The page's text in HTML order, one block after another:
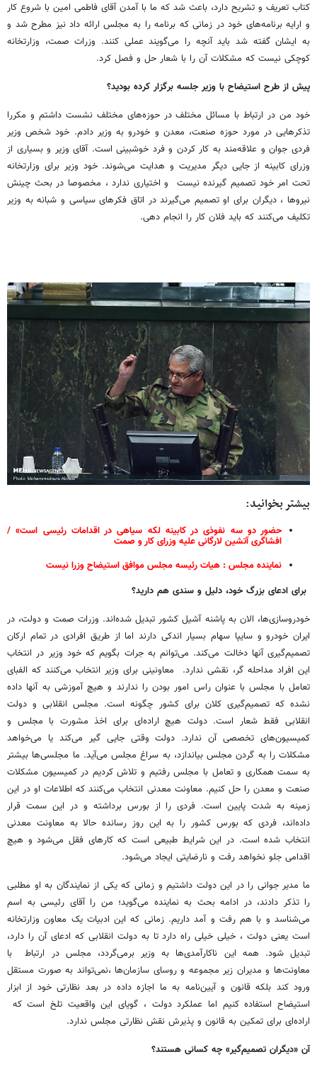
کتاب تعریف و تشریح دارد، باعث شد که ما با آمدن آقای فاطمی امین با شروع کار
و ارایه برنامه‌های خود در زمانی که برنامه را به مجلس ارائه داد نیز مطرح شد و
به ایشان گفته شد باید آنچه را می‌گویند عملی کنند. وزرات صمت، وزارتخانه
کوچکی نیست که مشکلات آن را با شعار حل و فصل کرد.
پیش از طرح استیضاح با وزیر جلسه برگزار کرده بودید؟
خود من در ارتباط با مسائل مختلف در حوزه‌های مختلف نشست داشتم و مکررا
تذکرهایی در مورد حوزه صنعت، معدن و خودرو به وزیر دادم. خود شخص وزیر
فردی جوان و علاقه‌مند به کار کردن و فرد خوشبینی است. آقای وزیر و بسیاری از
وزرای کابینه از جایی دیگر مدیریت و هدایت می‌شوند. خود وزیر برای وزارتخانه
تحت امر خود تصمیم گیرنده نیست و اختیاری ندارد ، مخصوصا در بحث چینش
نیروها ، دیگران برای او تصمیم می‌گیرند در اتاق فکرهای سیاسی و شبانه به وزیر
تکلیف می‌کنند که باید فلان کار را انجام دهی.
بیشتر بخوانید:
حضور دو سه نفوذی در کابینه لکه سیاهی در اقدامات رئیسی است» /
افشاگری آتشین لارگانی علیه وزرای کار و صمت
نماینده مجلس : هیات رئیسه مجلس موافق استیضاح وزرا نیست
برای ادعای بزرگ خود، دلیل و سندی هم دارید؟
خودروسازی‌ها، الان به پاشنه آشیل کشور تبدیل شده‌اند. وزرات صمت و دولت، در
ایران خودرو و سایپا سهام بسیار اندکی دارند اما از طریق افرادی در تمام ارکان
تصمیم‌گیری آنها دخالت می‌کند. می‌توانم به جرات بگویم که خود وزیر در انتخاب
این افراد مداحله گر، نقشی ندارد. معاونینی برای وزیر انتخاب می‌کنند که الفبای
تعامل با مجلس با عنوان راس امور بودن را ندارند و هیچ آموزشی به آنها داده
نشده که تصمیم‌گیری کلان برای کشور چگونه است. مجلس انقلابی و دولت
انقلابی فقط شعار است. دولت هیچ اراده‌ای برای اخذ مشورت با مجلس و
کمیسیون‌های تخصصی آن ندارد. دولت وقتی جایی گیر می‌کند یا می‌خواهد
مشکلات را به گردن مجلس بیاندازد، به سراغ مجلس می‌آید. ما مجلسی‌ها بیشتر
به سمت همکاری و تعامل با مجلس رفتیم و تلاش کردیم در کمیسیون مشکلات
صنعت و معدن را حل کنیم. معاونت معدنی انتخاب می‌کنند که اطلاعات او در این
زمینه به شدت پایین است. فردی را از بورس برداشته و در این سمت قرار
داده‌اند، فردی که بورس کشور را به این روز رسانده حالا به معاونت معدنی
انتخاب شده است. در این شرایط طبیعی است که کارهای فقل می‌شود و هیچ
اقدامی جلو نخواهد رفت و نارضایتی ایجاد می‌شود.
ما مدیر جوانی را در این دولت داشتیم و زمانی که یکی از نمایندگان به او مطلبی
را تذکر دادند، در ادامه بحث به نماینده می‌گوید؛ من را آقای رئیسی به اسم
می‌شناسد و با هم رفت و آمد داریم. زمانی که این ادبیات یک معاون وزارتخانه
است یعنی دولت‌ ، خیلی خیلی راه دارد تا به دولت انقلابی که ادعای آن را دارد،
تبدیل شود. همه این ناکارآمدی‌ها به وزیر برمی‌گردد، مجلس در ارتباط با
معاونت‌ها و مدیران زیر مجموعه و روسای سازمان‌ها ،نمی‌تواند به صورت مستقل
ورود کند بلکه قانون و آیین‌نامه به ما اجازه داده در بعد نظارتی خود از ابزار
استیضاح استفاده کنیم اما عملکرد دولت ، گویای این واقعیت تلخ است که
اراده‌ای برای تمکین به قانون و پذیرش نقش نظارتی مجلس ندارد.
آن «دیگران تصمیم‌گیر» چه کسانی هستند؟